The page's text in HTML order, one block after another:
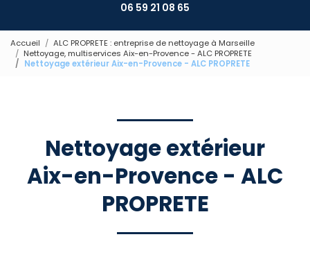
06 59 21 08 65
Accueil
ALC PROPRETE : entreprise de nettoyage à Marseille
Nettoyage, multiservices Aix-en-Provence - ALC PROPRETE
Nettoyage extérieur Aix-en-Provence - ALC PROPRETE
Nettoyage extérieur
Aix-en-Provence - ALC
PROPRETE